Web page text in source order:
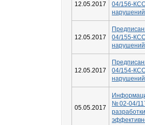
12.05.2017
04/156-
12.05.2017
04/155-
12.05.2017
04/154-
05.05.2017
№02-04/